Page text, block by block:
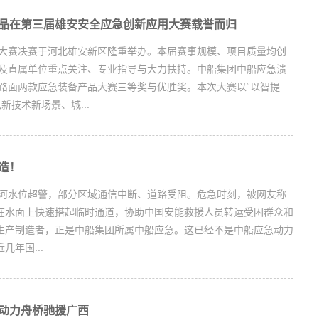
在第三届雄安安全应急创新应用大赛载誉而归
赛决赛于河北雄安新区隆重举办。本届赛事规模、项目质量均创
直属单位重点关注、专业指导与大力扶持。中船集团中船应急溃
面两款应急装备产品大赛三等奖与优胜奖。本次大赛以“以智提
技术新场景、城...
！
水位超警，部分区域通信中断、道路受阻。危急时刻，被网友称
水面上快速搭起临时通道，协助中国安能救援人员转运受困群众和
产制造者，正是中船集团所属中船应急。这已经不是中船应急动力
年国...
力舟桥驰援广西